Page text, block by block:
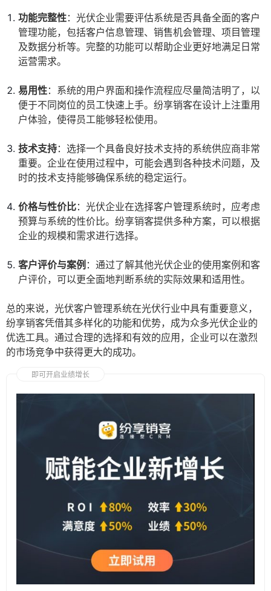
功能完整性：光伏企业需要评估系统是否具备全面的客户
管理功能，包括客户信息管理、销售机会管理、项目管理
及数据分析等。完整的功能可以帮助企业更好地满足日常
运营需求。
易用性：系统的用户界面和操作流程应尽量简洁明了，以
便于不同岗位的员工快速上手。纷享销客在设计上注重用
户体验，使得员工能够轻松使用。
技术支持：选择一个具备良好技术支持的系统供应商非常
重要。企业在使用过程中，可能会遇到各种技术问题，及
时的技术支持能够确保系统的稳定运行。
价格与性价比：光伏企业在选择客户管理系统时，应考虑
预算与系统的性价比。纷享销客提供多种方案，可以根据
企业的规模和需求进行选择。
客户评价与案例 ：通过了解其他光伏企业的使用案例和客
户评价，可以更全面地判断系统的实际效果和适用性。
总的来说，光伏客户管理系统在光伏行业中具有重要意义，
纷享销客凭借其多样化的功能和优势，成为众多光伏企业的
优选工具。通过合理的选择和有效的应用，企业可以在激烈
的市场竞争中获得更大的成功。
即可开启业绩增长